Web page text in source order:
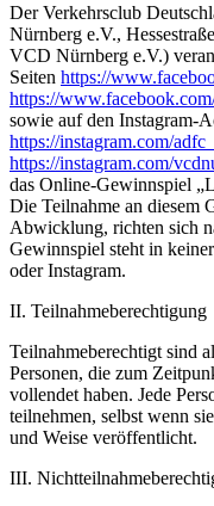
Der Verkehrsclub
Nürnberg e.V.,
VCD Nürnberg e.V.)
Seiten https://
https://
sowie auf den Instagram-
https://instagram.com/
https://instagram.com/
das Online-Gewinnspiel
Die Teilnahme an diesem
Abwicklung, richten sich
Gewinnspiel steht in
oder Instagram.
II. Teilnahmeberechtigung
Teilnahmeberechtigt sind
Personen, die zum
vollendet haben. Jede
teilnehmen, selbst wenn
und Weise veröffentlicht.
III.